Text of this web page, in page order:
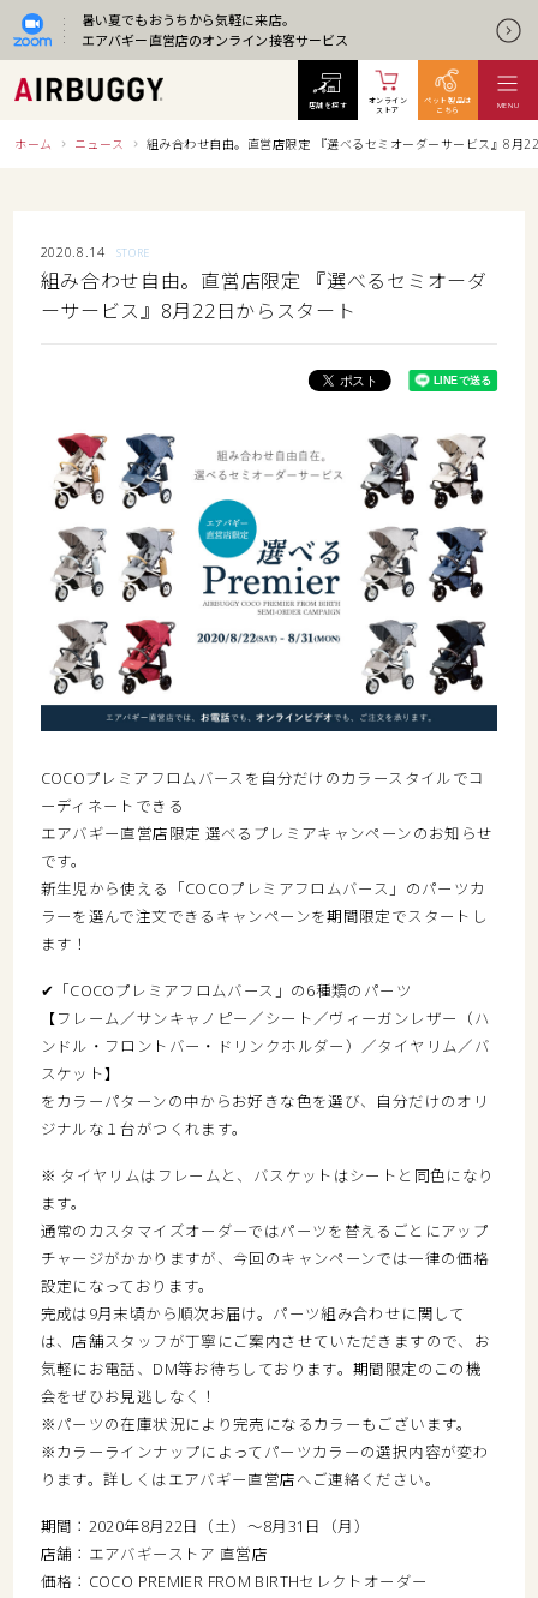
暑い夏でもおうちから気軽に来店。
エアバギー直営店のオンライン接客サービス
ホーム ニュース 組み合わせ自由。直営店限定 『選べるセミオーダーサービス』8月
2020.8.14 STORE
組み合わせ自由。直営店限定 『選べるセミオーダ
ーサービス』8月22日からスタート
COCOプレミアフロムバースを自分だけのカラースタイルでコ
ーディネートできる
エアバギー直営店限定 選べるプレミアキャンペーンのお知らせ
です。
新生児から使える「COCOプレミアフロムバース」のパーツカ
ラーを選んで注文できるキャンペーンを期間限定でスタートし
ます！
✔「COCOプレミアフロムバース」の6種類のパーツ
【フレーム／サンキャノピー／シート／ヴィーガンレザー（ハ
ンドル・フロントバー・ドリンクホルダー）／タイヤリム／バ
スケット】
をカラーパターンの中からお好きな色を選び、自分だけのオリ
ジナルな１台がつくれます。
※ タイヤリムはフレームと、バスケットはシートと同色になり
ます。
通常のカスタマイズオーダーではパーツを替えるごとにアップ
チャージがかかりますが、今回のキャンペーンでは一律の価格
設定になっております。
完成は9月末頃から順次お届け。パーツ組み合わせに関して
は、店舗スタッフが丁寧にご案内させていただきますので、お
気軽にお電話、DM等お待ちしております。期間限定のこの機
会をぜひお見逃しなく！
※パーツの在庫状況により完売になるカラーもございます。
※カラーラインナップによってパーツカラーの選択内容が変わ
ります。詳しくはエアバギー直営店へご連絡ください。
期間：2020年8月22日（土）〜8月31日（月）
店舗：エアバギーストア 直営店
価格：COCO PREMIER FROM BIRTHセレクトオーダー
店舗を探す
オンライン
ストア
ペット製品は
こちら
MENU